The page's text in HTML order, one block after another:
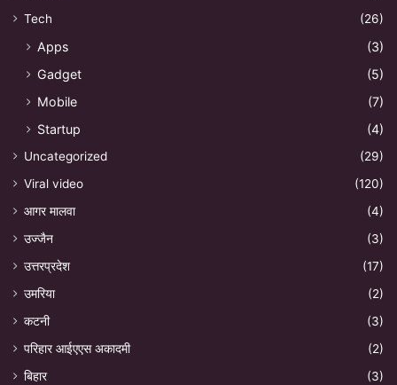
Tech
(26)
Apps
(3)
Gadget
(5)
Mobile
(7)
Startup
(4)
Uncategorized
(29)
Viral video
(120)
आगर मालवा
(4)
उज्जैन
(3)
उत्तरप्रदेश
(17)
उमरिया
(2)
कटनी
(3)
परिहार आईएएस अकादमी
(2)
बिहार
(3)